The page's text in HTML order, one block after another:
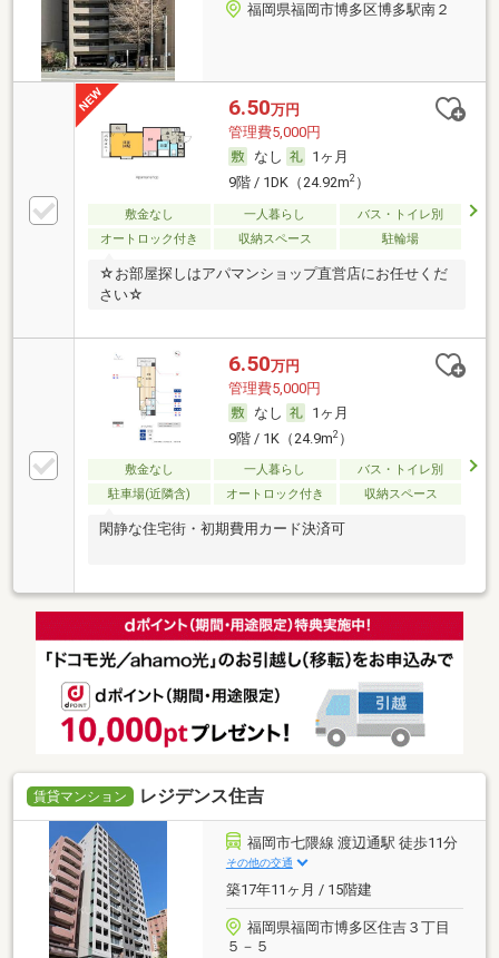
福岡県福岡市博多区博多駅南２
6.50万円
管理費5,000円
なし
1ヶ月
9階 / 1DK（24.92m2）
敷金なし 一人暮らし
バス・トイレ別
オートロック付き
収納スペース 駐輪場
☆お部屋探しはアパマンショップ直営店にお任せくだ
さい☆
6.50万円
管理費5,000円
なし
1ヶ月
9階 / 1K（24.9m2）
敷金なし 一人暮らし
バス・トイレ別
駐車場(近隣含)
オートロック付き 収納スペース
閑静な住宅街・初期費用カード決済可
賃貸マンション レジデンス住吉
福岡市七隈線 渡辺通駅 徒歩11分
その他の交通
築17年11ヶ月 / 15階建
福岡県福岡市博多区住吉３丁目
５－５